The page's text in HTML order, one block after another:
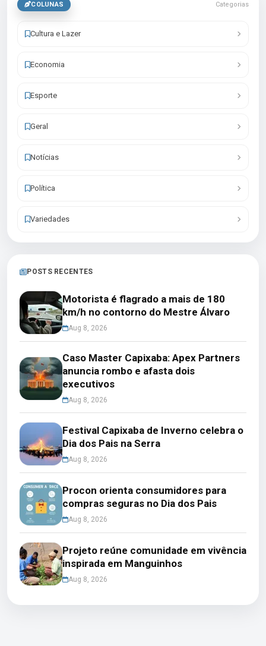
COLUNAS Categorias
Cultura e Lazer
Economia
Esporte
Geral
Notícias
Política
Variedades
POSTS RECENTES
Motorista é flagrado a mais de 180
km/h no contorno do Mestre Álvaro
Aug 8, 2026
Caso Master Capixaba: Apex Partners
anuncia rombo e afasta dois
executivos
Aug 8, 2026
Festival Capixaba de Inverno celebra o
Dia dos Pais na Serra
Aug 8, 2026
Procon orienta consumidores para
compras seguras no Dia dos Pais
Aug 8, 2026
Projeto reúne comunidade em vivência
inspirada em Manguinhos
Aug 8, 2026